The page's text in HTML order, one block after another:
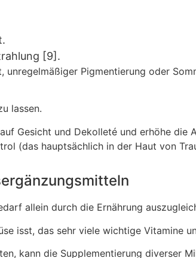
[9].
Pigmentierung oder
lassen.
Gesicht und Dekolleté und erhöhe die
(das hauptsächlich in der Haut von
allein durch die Ernährung
isst, das sehr viele wichtige Vitamine
kann die Supplementierung diverser